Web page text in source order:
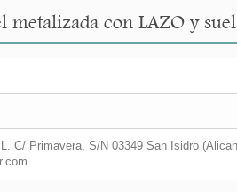
con LAZO y
C/ Primavera, S/N 03349 San Isidro